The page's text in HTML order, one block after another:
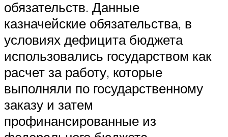
обязательств. Данные
казначейские обязательства, в
условиях дефицита бюджета
использовались государством как
расчет за работу, которые
выполняли по государственному
заказу и затем
профинансированные из